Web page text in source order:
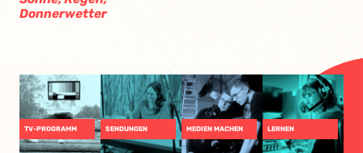
Donnerwetter
TV-PROGRAMM SENDUNGEN MEDIEN MACHEN LERNEN